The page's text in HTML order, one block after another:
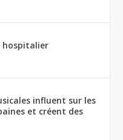
hospitalier
influent sur les
et créent des